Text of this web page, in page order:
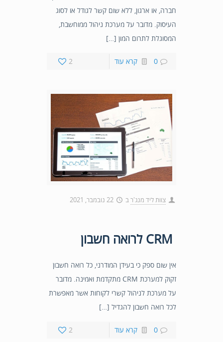
חברה, או ארגון, ללא שום קשר לגודל או לסוג
העיסוק. מדובר על מערכת ניהול ממוחשבת,
המסוגלת לתרום המון […]
2 0 קרא עוד
צוות ליד מנג'רב 22 נובמבר, 2021
אין שום ספק כי בעידן המודרני, כל רואה חשבון
זקוק למערכת CRM מתקדמת ואמינה. מדובר
על מערכת לניהול קשרי לקוחות אשר מאפשרת
לכל רואה חשבון להגדיל […]
2 0 קרא עוד